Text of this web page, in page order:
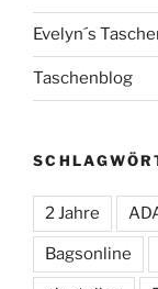
Evelyn´s
Taschenblog
2 Jahre
Bagsonline